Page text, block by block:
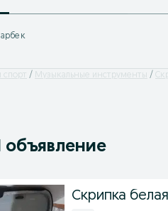
спорт Музыкальные инструменты
Скрипка